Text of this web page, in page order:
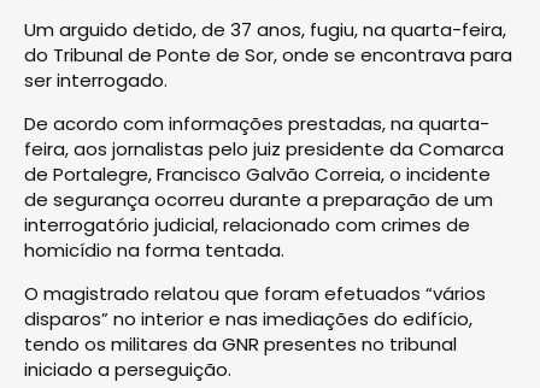
Um arguido detido, de 37 anos, fugiu, na quarta-feira,
do Tribunal de Ponte de Sor, onde se encontrava para
ser interrogado.
De acordo com informações prestadas, na quarta-
feira, aos jornalistas pelo juiz presidente da Comarca
de Portalegre, Francisco Galvão Correia, o incidente
de segurança ocorreu durante a preparação de um
interrogatório judicial, relacionado com crimes de
homicídio na forma tentada.
O magistrado relatou que foram efetuados “vários
disparos” no interior e nas imediações do edifício,
tendo os militares da GNR presentes no tribunal
iniciado a perseguição.